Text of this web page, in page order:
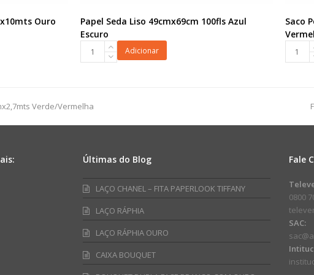
Ouro
Papel Seda Liso 49cmx69cm 100fls Azul
Escuro
Azul
Escuro
Adicionar
Saco
Verde/Vermelha
Últimas do Blog
LAÇO CHANEL – FITA PAPERLOOK TIFFANY
LAÇO RÁPHIA
LAÇO RÁPHIA OURO
CAIXA BOUQUET
Fale
0800
SAC: